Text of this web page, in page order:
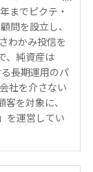
までピクテ・
問を設立し、
わかみ投信を
、純資産は
長期運用のパ
社を介さない
を対象に、
を運営してい